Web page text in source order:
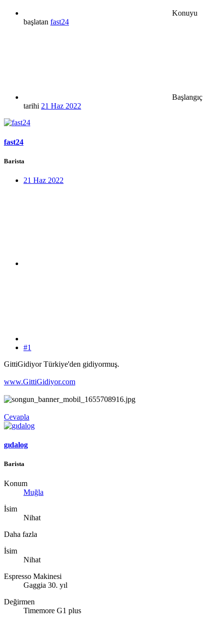
Konuyu
başlatan fast24
Başlangıç
tarihi 21 Haz 2022
fast24
Barista
21 Haz 2022
#1
GittiGidiyor Türkiye'den gidiyormuş.
www.GittiGidiyor.com
Cevapla
gıdalog
Barista
Konum
Muğla
İsim
Nihat
Daha fazla
İsim
Nihat
Espresso Makinesi
Gaggia 30. yıl
Değirmen
Timemore G1 plus